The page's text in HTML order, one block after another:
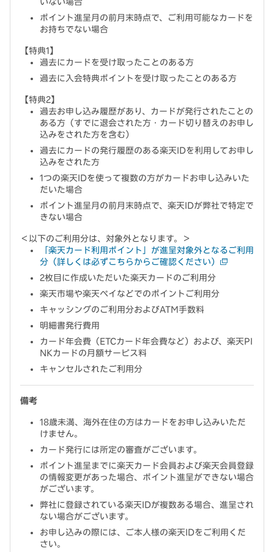
いない場合
ポイント進呈月の前月末時点で、ご利用可能なカードを
お持ちでない場合
【特典1】
過去にカードを受け取ったことのある方
過去に入会特典ポイントを受け取ったことのある方
【特典2】
過去お申し込み履歴があり、カードが発行されたことの
ある方（すでに退会された方・カード切り替えのお申し
込みをされた方を含む）
過去にカードの発行履歴のある楽天IDを利用してお申し
込みをされた方
1つの楽天IDを使って複数の方がカードお申し込みいた
だいた場合
ポイント進呈月の前月末時点で、楽天IDが弊社で特定で
きない場合
＜以下のご利用分は、対象外となります。＞
「楽天カード利用ポイント」が進呈対象外となるご利用
分（詳しくは必ずこちらからご確認ください）
2枚目に作成いただいた楽天カードのご利用分
楽天市場や楽天ペイなどでのポイントご利用分
キャッシングのご利用分およびATM手数料
明細書発行費用
カード年会費（ETCカード年会費など）および、楽天PI
NKカードの月額サービス料
キャンセルされたご利用分
備考
18歳未満、海外在住の方はカードをお申し込みいただ
けません。
カード発行には所定の審査がございます。
ポイント進呈までに楽天カード会員および楽天会員登録
の情報変更があった場合、ポイント進呈ができない場合
がございます。
弊社に登録されている楽天IDが複数ある場合、進呈され
ない場合がございます。
お申し込みの際には、ご本人様の楽天IDをご利用くだ
さい。